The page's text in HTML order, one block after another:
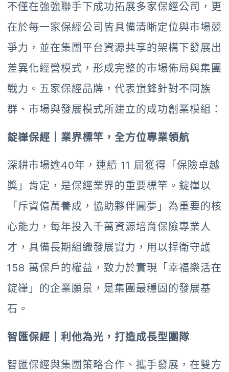
不僅在強強聯手下成功拓展多家保經公司，更
在於每一家保經公司皆具備清晰定位與市場競
爭力，並在集團平台資源共享的架構下發展出
差異化經營模式，形成完整的市場佈局與集團
戰力。五家保經品牌，代表嵿鋒針對不同族
群、市場與發展模式所建立的成功創業模組：
錠嵂保經｜業界標竿，全方位專業領航
深耕市場逾40年，連續 11 屆獲得「保險卓越
獎」肯定，是保經業界的重要標竿。錠嵂以
「斥資億萬養成，協助夥伴圓夢」為重要的核
心能力，每年投入千萬資源培育保險專業人
才，具備長期組織發展實力，用以捍衛守護
158 萬保戶的權益，致力於實現「幸福樂活在
錠嵂」的企業願景，是集團最穩固的發展基
石。
智匯保經｜利他為光，打造成長型團隊
智匯保經與集團策略合作、攜手發展，在雙方